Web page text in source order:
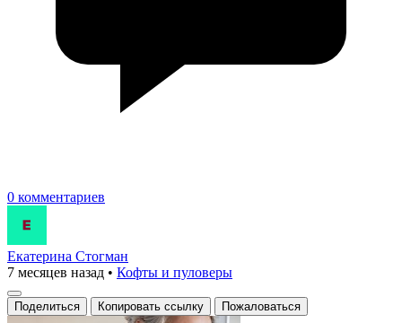
0 комментариев
Екатерина Стогман
7 месяцев назад • Кофты и пуловеры
Поделиться Копировать ссылку Пожаловаться